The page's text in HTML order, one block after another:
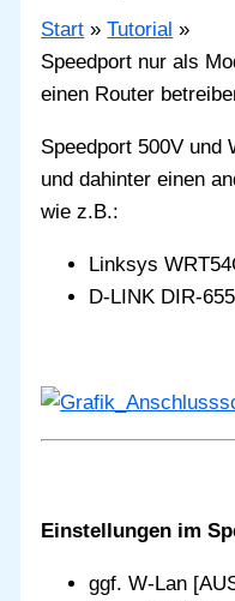
Start
Tutorial
Speedport nur als
einen Router
Speedport 500V und
und dahinter einen
wie z.B.:
Linksys
D-LINK DIR-655
Einstellungen im
ggf. W-Lan